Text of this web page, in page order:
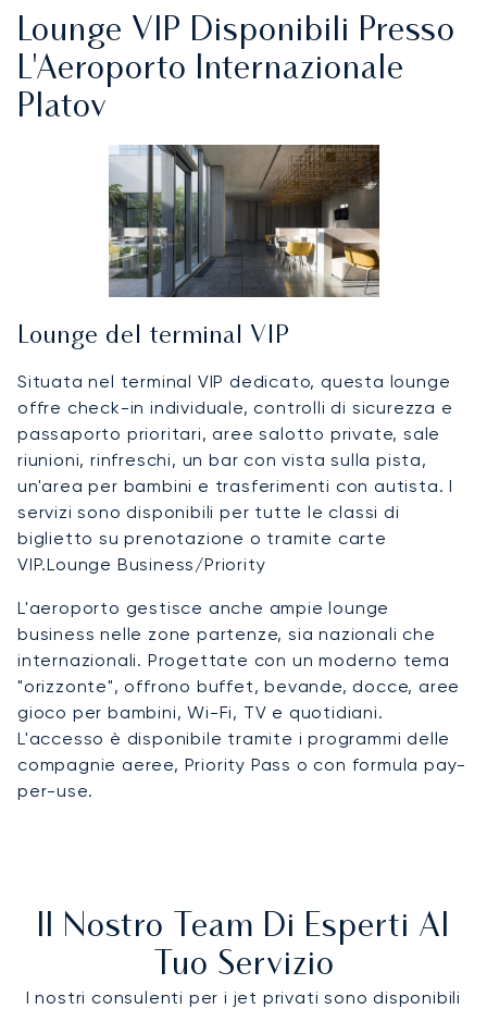
Lounge VIP Disponibili Presso
L'Aeroporto Internazionale
Platov
Lounge del terminal VIP
Situata nel terminal VIP dedicato, questa lounge
offre check-in individuale, controlli di sicurezza e
passaporto prioritari, aree salotto private, sale
riunioni, rinfreschi, un bar con vista sulla pista,
un'area per bambini e trasferimenti con autista. I
servizi sono disponibili per tutte le classi di
biglietto su prenotazione o tramite carte
VIP.Lounge Business/Priority
L'aeroporto gestisce anche ampie lounge
business nelle zone partenze, sia nazionali che
internazionali. Progettate con un moderno tema
"orizzonte", offrono buffet, bevande, docce, aree
gioco per bambini, Wi-Fi, TV e quotidiani.
L'accesso è disponibile tramite i programmi delle
compagnie aeree, Priority Pass o con formula pay-
per-use.
Il Nostro Team Di Esperti Al
Tuo Servizio
I nostri consulenti per i jet privati sono disponibili